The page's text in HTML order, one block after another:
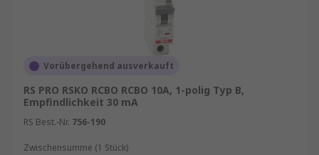
Vorübergehend ausverkauft
RS PRO RSKO RCBO RCBO 10A, 1-polig Typ B,
Empfindlichkeit 30 mA
RS Best.-Nr. 756-190
Zwischensumme (1 Stück)